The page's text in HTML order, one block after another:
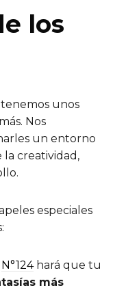
los
tenemos unos
Nos
un entorno
creatividad,
especiales
N°124hará que tu
más